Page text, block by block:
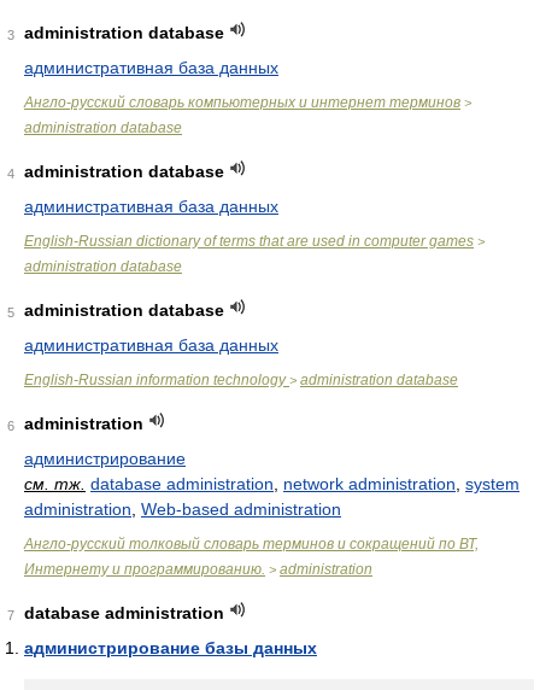
3
administration database
административная база данных
Англо-русский словарь компьютерных и интернет терминов >
administration database
4
administration database
административная база данных
English-Russian dictionary of terms that are used in computer games >
administration database
5
administration database
административная база данных
English-Russian information technology> administration database
6
administration
администрирование
см. тж. database administration network administration system
administration Web-based administration
Англо-русский толковый словарь терминов и сокращений по ВТ,
Интернету и программированию. > administration
7
database administration
администрирование базы данных